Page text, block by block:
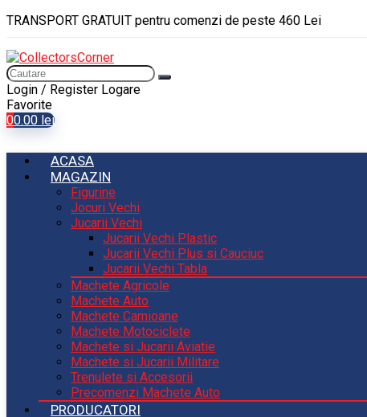
TRANSPORT GRATUIT pentru comenzi de peste 460 Lei
Login / Register Logare
Favorite
00.00 lei
ACASA
MAGAZIN
Figurine
Jocuri Vechi
Jucarii Vechi
Jucarii Vechi Plastic
Jucarii Vechi Plus si Cauciuc
Jucarii Vechi Tabla
Machete Agricole
Machete Auto
Machete Camioane
Machete Motociclete
Machete si Jucarii Aviatie
Machete si Jucarii Militare
Trenulete si Accesorii
Precomenzi Machete Auto
PRODUCATORI